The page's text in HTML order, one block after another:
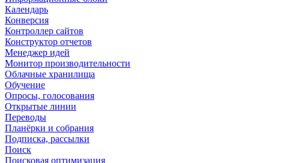
Календарь
Конверсия
Контроллер сайтов
Конструктор отчетов
Менеджер идей
Монитор производительности
Облачные хранилища
Обучение
Опросы, голосования
Открытые линии
Переводы
Планёрки и собрания
Подписка, рассылки
Поиск
Поисковая оптимизация